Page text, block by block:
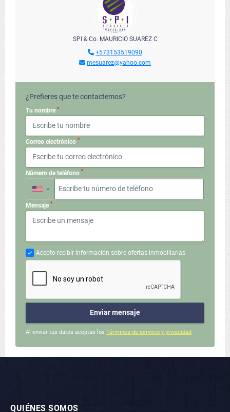
SPI & Co. MAURICIO SUAREZ C
+573153519090
mesuarez@yahoo.com
¿Prefieres que te contactemos?
Tu nombre *
Correo electrónico *
Número de teléfono *
▼
Mensaje *
Acepto recibir información sobre ofertas inmobiliarias
Enviar mensaje
Al enviar tus datos aceptas los Términos de servicio y privacidad
QUIÉNES SOMOS